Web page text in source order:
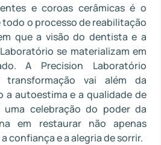
e coroas cerâmicas é o
o processo de reabilitação
que a visão do dentista e a
se materializam em
A Precision Laboratório
vai além da
a autoestima e a qualidade de
celebração do poder da
em restaurar não apenas
confiança e a alegria de sorrir.